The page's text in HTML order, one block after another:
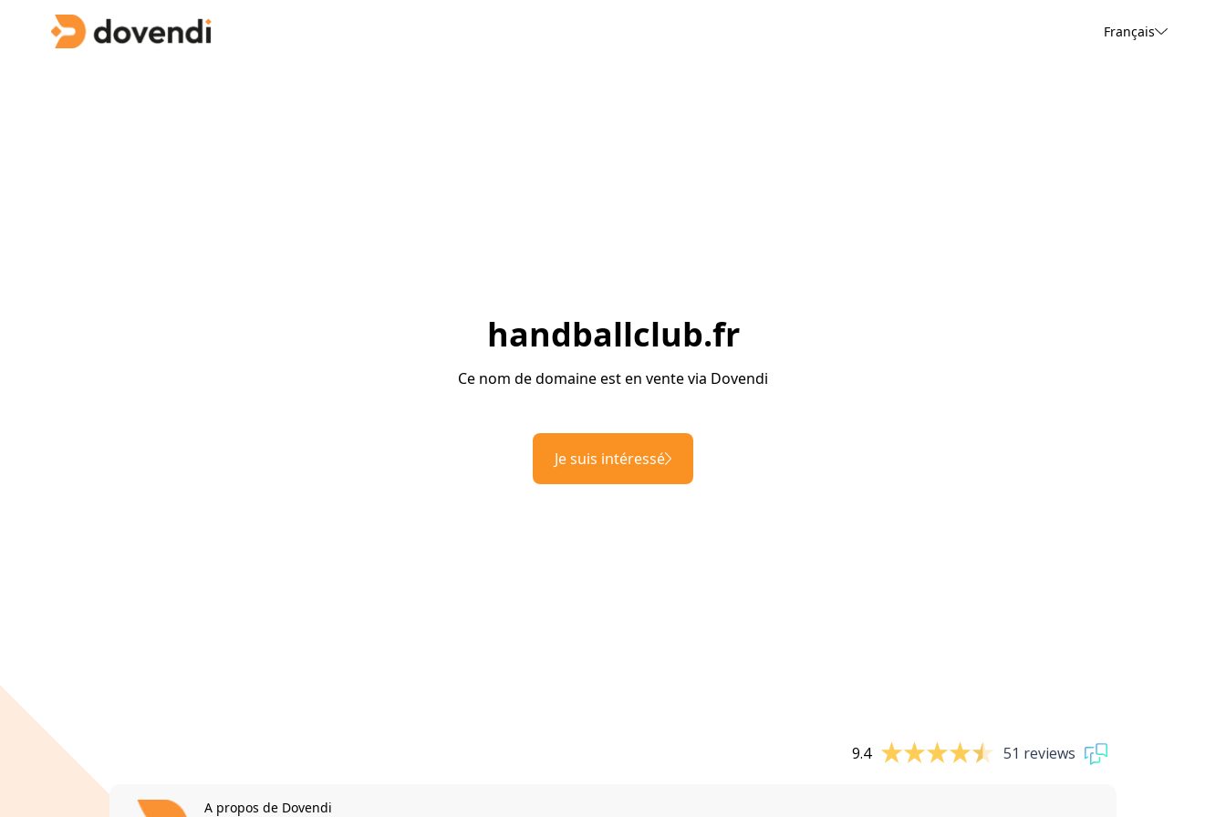
Français
handballclub.fr
Ce nom de domaine est en vente via Dovendi
Je suis intéressé
9.4 51 reviews
A propos de Dovendi